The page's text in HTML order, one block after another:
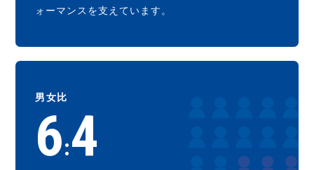
ォーマンスを支えています。
男女比
6:4